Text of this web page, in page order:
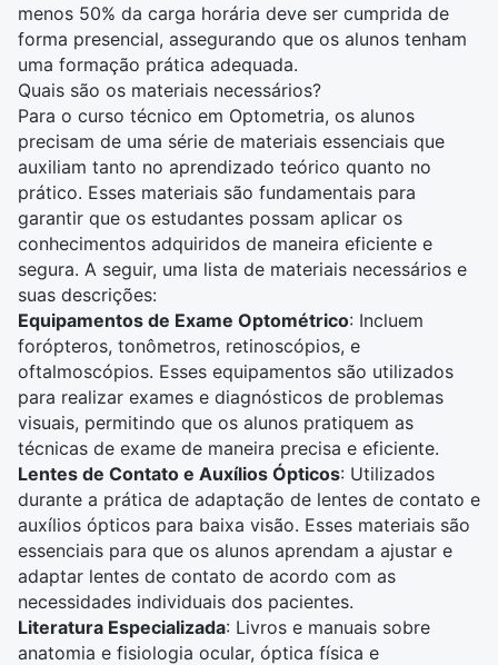
menos 50% da carga horária deve ser cumprida de
forma presencial, assegurando que os alunos tenham
uma formação prática adequada.
Quais são os materiais necessários?
Para o curso técnico em Optometria, os alunos
precisam de uma série de materiais essenciais que
auxiliam tanto no aprendizado teórico quanto no
prático. Esses materiais são fundamentais para
garantir que os estudantes possam aplicar os
conhecimentos adquiridos de maneira eficiente e
segura. A seguir, uma lista de materiais necessários e
suas descrições:
Equipamentos de Exame Optométrico: Incluem
forópteros, tonômetros, retinoscópios, e
oftalmoscópios. Esses equipamentos são utilizados
para realizar exames e diagnósticos de problemas
visuais, permitindo que os alunos pratiquem as
técnicas de exame de maneira precisa e eficiente.
Lentes de Contato e Auxílios Ópticos: Utilizados
durante a prática de adaptação de lentes de contato e
auxílios ópticos para baixa visão. Esses materiais são
essenciais para que os alunos aprendam a ajustar e
adaptar lentes de contato de acordo com as
necessidades individuais dos pacientes.
Literatura Especializada: Livros e manuais sobre
anatomia e fisiologia ocular, óptica física e